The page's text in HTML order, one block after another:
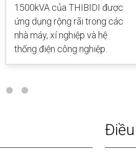
1500kVA của THIBIDI được
ứng dụng rộng rãi trong các
nhà máy, xí nghiệp và hệ
thống điện công nghiệp.